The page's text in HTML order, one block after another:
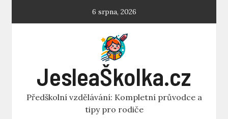
6 srpna, 2026
JesleaŠkolka.cz
Předškolní vzdělávání: Kompletní průvodce a
tipy pro rodiče